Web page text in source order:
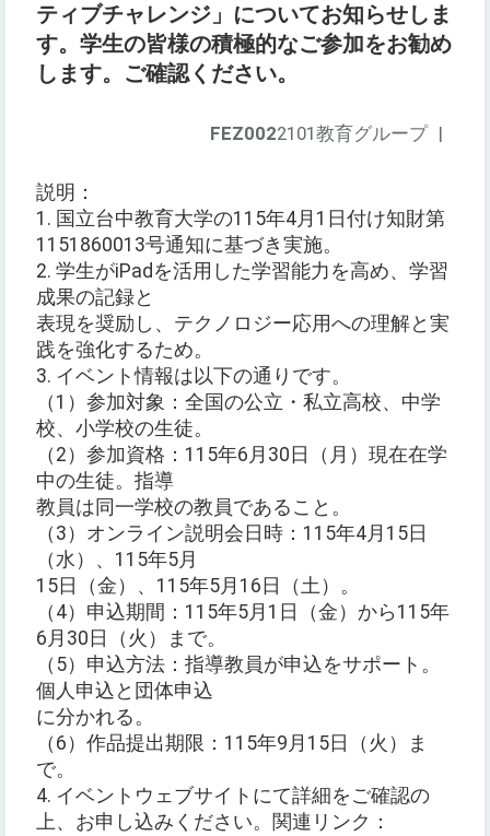
ティブチャレンジ」についてお知らせしま
す。学生の皆様の積極的なご参加をお勧め
します。ご確認ください。
FEZ0022101教育グループ |
説明：
1. 国立台中教育大学の115年4月1日付け知財第
1151860013号通知に基づき実施。
2. 学生がiPadを活用した学習能力を高め、学習
成果の記録と
表現を奨励し、テクノロジー応用への理解と実
践を強化するため。
3. イベント情報は以下の通りです。
（1）参加対象：全国の公立・私立高校、中学
校、小学校の生徒。
（2）参加資格：115年6月30日（月）現在在学
中の生徒。指導
教員は同一学校の教員であること。
（3）オンライン説明会日時：115年4月15日
（水）、115年5月
15日（金）、115年5月16日（土）。
（4）申込期間：115年5月1日（金）から115年
6月30日（火）まで。
（5）申込方法：指導教員が申込をサポート。
個人申込と団体申込
に分かれる。
（6）作品提出期限：115年9月15日（火）ま
で。
4. イベントウェブサイトにて詳細をご確認の
上、お申し込みください。関連リンク：